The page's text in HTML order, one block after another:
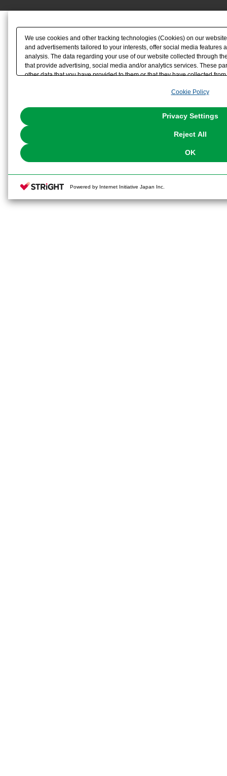
We use cookies and other tracking technologies (Cookies) on our
and advertisements tailored to your interests, offer social media features
analysis. The data regarding your use of our website collected through
that provide advertising, social media and/or analytics services. These
other data that you have provided to them or that they have collected
the use of all Cookies except for Strictly Necessary Cookies, please
You can change your consent or rejection settings at any time via
Cookie Policy
Privacy Settings
Reject All
OK
Powered by Internet Initiative Japan Inc.